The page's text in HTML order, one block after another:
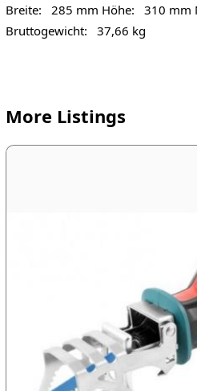
Breite: 285 mm Höhe: 310 mm
Bruttogewicht: 37,66 kg
More Listings